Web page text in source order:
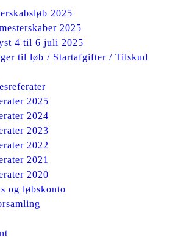
2025
2025
4 til 6 juli 2025
til løb / Startafgifter / Tilskud
2025
2024
2023
2022
2021
2020
og løbskonto